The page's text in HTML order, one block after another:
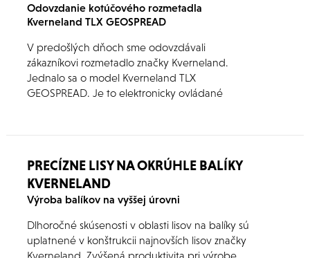
Odovzdanie kotúčového rozmetadla
Kverneland TLX GEOSPREAD
V predošlých dňoch sme odovzdávali
zákazníkovi rozmetadlo značky Kverneland.
Jednalo sa o model Kverneland TLX
GEOSPREAD. Je to elektronicky ovládané
schopný sám vykonávať kalibráciu pri práci po
základnom inicializačnom nastavení.
PRECÍZNE LISY NA OKRÚHLE BALÍKY
KVERNELAND
Výroba balíkov na vyššej úrovni
Dlhoročné skúsenosti v oblasti lisov na balíky sú
uplatnené v konštrukcii najnovších lisov značky
Kverneland. Zvýšená produktivita pri výrobe